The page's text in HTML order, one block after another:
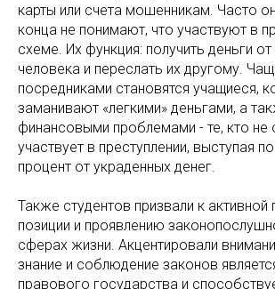
карты или счета мошенникам. Часто
конца не понимают, что участвуют в
схеме. Их функция: получить деньги
человека и переслать их другому.
посредниками становятся учащиеся,
заманивают «легкими» деньгами, а
финансовыми проблемами - те, кто не
участвует в преступлении, выступая
процент от украденных денег.
Также студентов призвали к
позиции и проявлению
сферах жизни. Акцентировали
знание и соблюдение законов
правового государства и